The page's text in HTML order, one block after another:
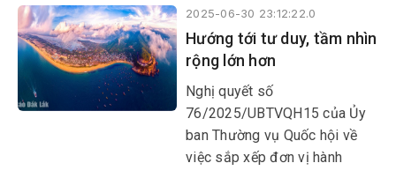
2025-06-30 23:12:22.0
Hướng tới tư duy, tầm nhìn
rộng lớn hơn
Nghị quyết số
76/2025/UBTVQH15 của Ủy
ban Thường vụ Quốc hội về
việc sắp xếp đơn vị hành